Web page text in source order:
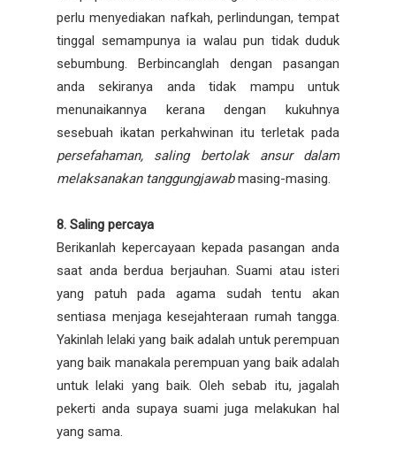
perlu menyediakan nafkah, perlindungan, tempat
tinggal semampunya ia walau pun tidak duduk
sebumbung. Berbincanglah dengan pasangan
anda sekiranya anda tidak mampu untuk
menunaikannya kerana dengan kukuhnya
sesebuah ikatan perkahwinan itu terletak pada
persefahaman, saling bertolak ansur dalam
melaksanakan tanggungjawabmasing-masing.
8. Saling percaya
Berikanlah kepercayaan kepada pasangan anda
saat anda berdua berjauhan. Suami atau isteri
yang patuh pada agama sudah tentu akan
sentiasa menjaga kesejahteraan rumah tangga.
Yakinlah lelaki yang baik adalah untuk perempuan
yang baik manakala perempuan yang baik adalah
untuk lelaki yang baik. Oleh sebab itu, jagalah
pekerti anda supaya suami juga melakukan hal
yang sama.